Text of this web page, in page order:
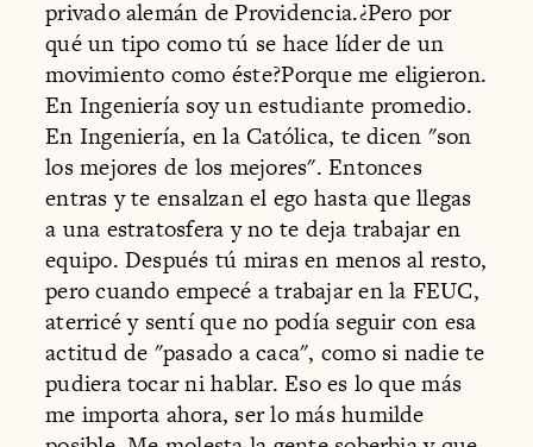
privado alemán de Providencia.¿Pero por
qué un tipo como tú se hace líder de un
movimiento como éste?Porque me eligieron.
En Ingeniería soy un estudiante promedio.
En Ingeniería, en la Católica, te dicen "son
los mejores de los mejores". Entonces
entras y te ensalzan el ego hasta que llegas
a una estratosfera y no te deja trabajar en
equipo. Después tú miras en menos al resto,
pero cuando empecé a trabajar en la FEUC,
aterricé y sentí que no podía seguir con esa
actitud de "pasado a caca", como si nadie te
pudiera tocar ni hablar. Eso es lo que más
me importa ahora, ser lo más humilde